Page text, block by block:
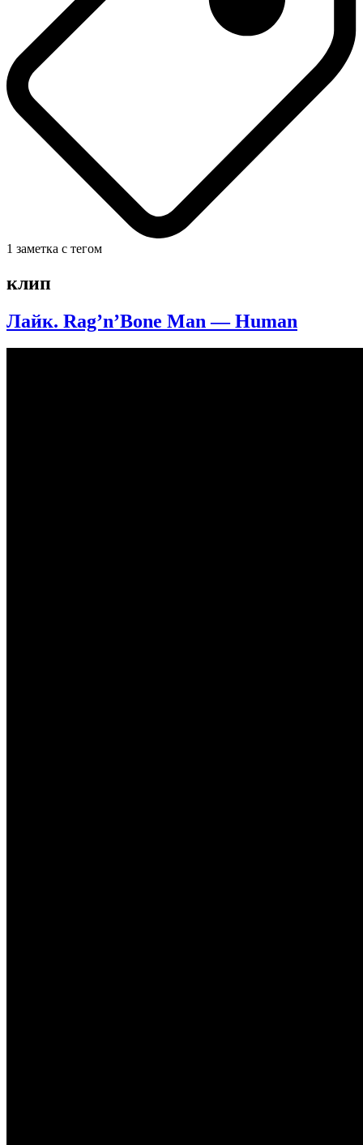
1 заметка с тегом
клип
Лайк. Rag’n’Bone Man — Human